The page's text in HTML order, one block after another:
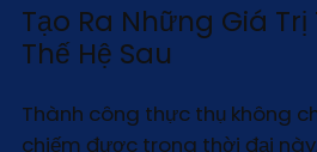
Tạo Ra Những Giá
Thế Hệ Sau
Thành công thực thụ không
chiếm được trong thời đại